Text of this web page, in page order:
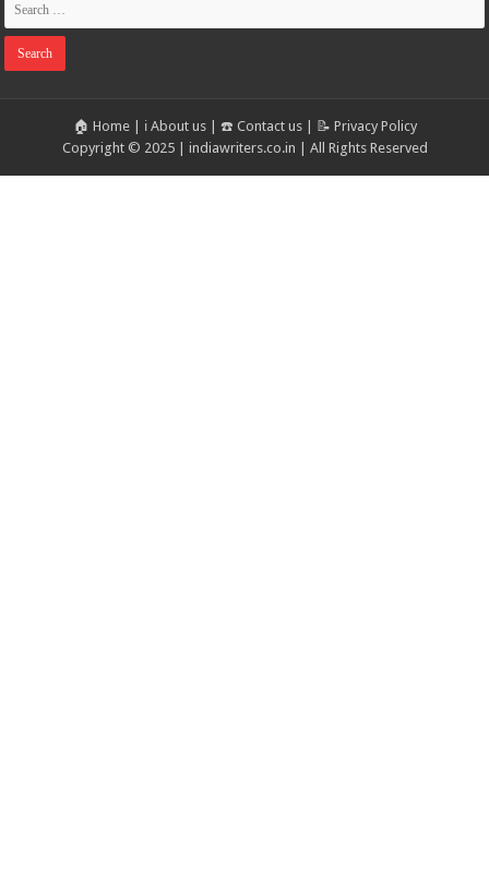
🏠 Home| ℹ️ About us| ☎️ Contact us|
📝 Privacy Policy
Copyright © 2025 | indiawriters.co.in | All Rights Reserved